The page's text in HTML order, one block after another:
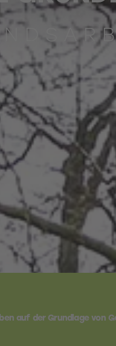
auf der Grundlage von